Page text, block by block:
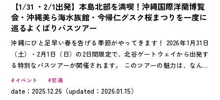
【1/31 ・2/1出発】本島北部を満喫！沖縄国際洋蘭博覧
会・沖縄美ら海水族館・今帰仁グスク桜まつりを一度に
巡るよくばりバスツアー
沖縄にひと足早い春を告げる季節がやってきます！ 2026年1月31日
（土）・2月1日（日）の2日間限定で、北谷ゲートウェイから出発す
る特別なバスツアーが開催されます。 このツアーの魅力は、なんと
いっても「この時期、このツアーでしか体験できない」内容が凝縮さ
れていること。 色鮮やかな蘭の祭典、普段は見られない水族館の裏
イベント 交通
date：2025.12.26（updated：2026.01.15）